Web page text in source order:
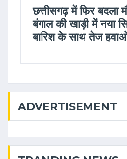
छत्तीसगढ़ में फिर बदला
बंगाल की खाड़ी में नया
बारिश के साथ तेज
ADVERTISEMENT